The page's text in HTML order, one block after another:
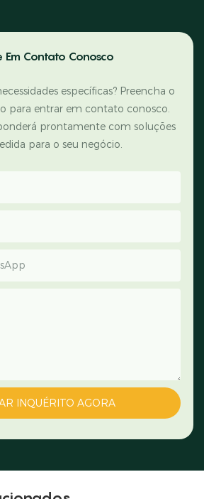
Em Contato Conosco
específicas? Preencha o
para entrar em contato conosco.
prontamente com soluções
para o seu negócio.
INQUÉRITO AGORA